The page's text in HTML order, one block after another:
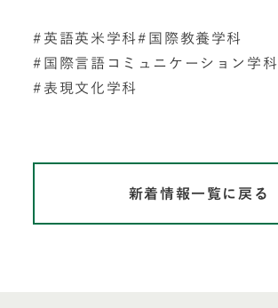
英語英米学科
国際教養学科
国際言語コミュニケーション学科
表現文化学科
新着情報一覧に戻る